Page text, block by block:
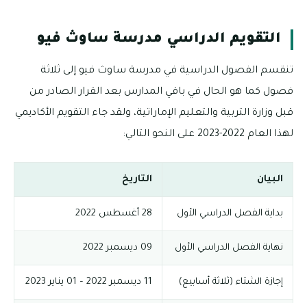
التقويم الدراسي مدرسة ساوث فيو
تنقسم الفصول الدراسية في مدرسة ساوث فيو إلى ثلاثة
فصول كما هو الحال في باقي المدارس بعد القرار الصادر من
قبل وزارة التربية والتعليم الإماراتية، ولقد جاء التقويم الأكاديمي
لهذا العام 2022-2023 على النحو التالي:
البيان التاريخ
بداية الفصل الدراسي الأول 28 أغسطس 2022
نهاية الفصل الدراسي الأول 09 ديسمبر 2022
إجازة الشتاء (ثلاثة أسابيع) 11 ديسمبر 2022 – 01 يناير 2023